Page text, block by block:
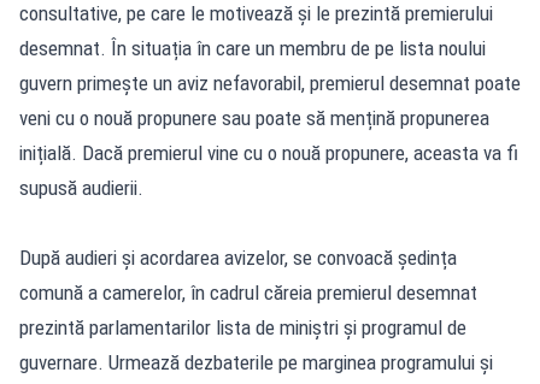
consultative, pe care le motivează și le prezintă premierului
desemnat. În situația în care un membru de pe lista noului
guvern primește un aviz nefavorabil, premierul desemnat poate
veni cu o nouă propunere sau poate să mențină propunerea
inițială. Dacă premierul vine cu o nouă propunere, aceasta va fi
supusă audierii.
După audieri și acordarea avizelor, se convoacă ședința
comună a camerelor, în cadrul căreia premierul desemnat
prezintă parlamentarilor lista de miniștri și programul de
guvernare. Urmează dezbaterile pe marginea programului și